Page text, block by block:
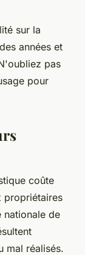
sur la
années et
pas
pour
coûte
propriétaires
nationale de
mal réalisés.